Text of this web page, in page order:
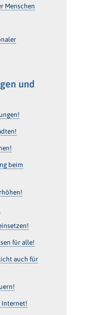
Menschen
und
beim
für alle!
auch für
Internet!